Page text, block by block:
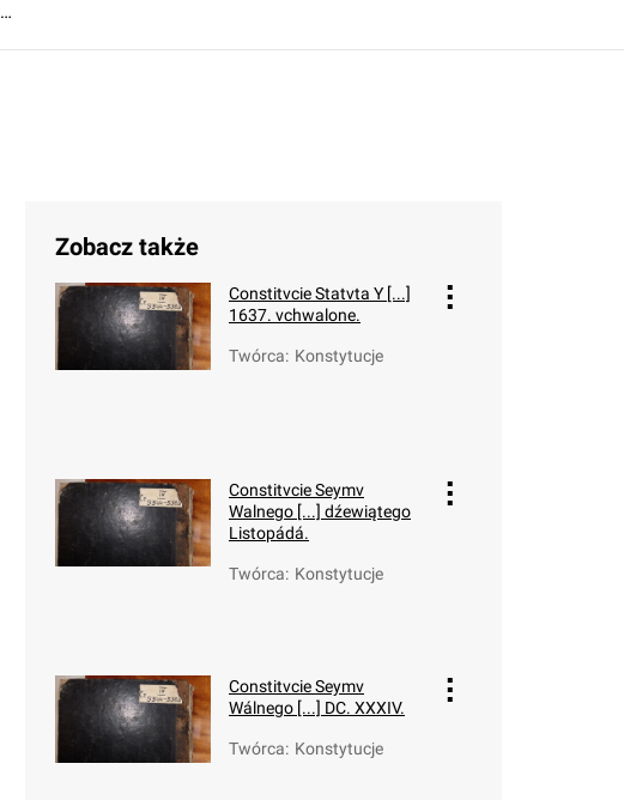
Constitvcie Seymv Walnego Koronnego Warszawskiego. Roku Páńskiego, M. DC. XXXI. Dniá 12. Márcá.
Zobacz także
Constitvcie Statvta Y [...]
1637. vchwalone.
Twórca: Konstytucje
Constitvcie Seymv
Walnego [...] dźewiątego
Listopádá.
Twórca: Konstytucje
Constitvcie Seymv
Wálnego [...] DC. XXXIV.
Twórca: Konstytucje